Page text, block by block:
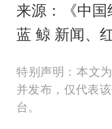
来源：《中国
蓝 鲸 新闻、
特别声明：本文
并发布，仅代表
台。